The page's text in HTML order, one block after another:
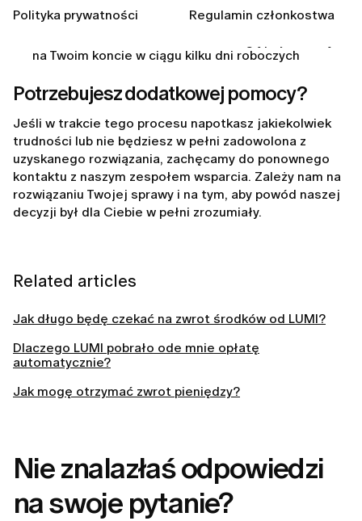
Polityka prywatności Regulamin członkostwa
Czas realizacji zwrotu może się różnić w zależności
od metody płatności i dostawcy usług płatniczych
na Twoim koncie w ciągu kilku dni roboczych
Potrzebujesz dodatkowej pomocy?
Jeśli w trakcie tego procesu napotkasz jakiekolwiek
trudności lub nie będziesz w pełni zadowolona z
uzyskanego rozwiązania, zachęcamy do ponownego
kontaktu z naszym zespołem wsparcia. Zależy nam na
rozwiązaniu Twojej sprawy i na tym, aby powód naszej
decyzji był dla Ciebie w pełni zrozumiały.
Related articles
Jak długo będę czekać na zwrot środków od LUMI?
Dlaczego LUMI pobrało ode mnie opłatę
automatycznie?
Jak mogę otrzymać zwrot pieniędzy?
Nie znalazłaś odpowiedzi
na swoje pytanie?